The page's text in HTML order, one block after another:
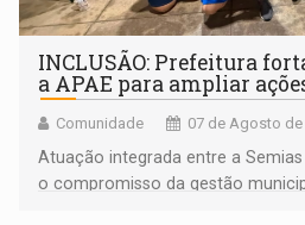
INCLUSÃO: Prefeitura
a APAE para ampliar
Comunidade 07 de Agosto de
Atuação integrada entre a
o compromisso da gestão